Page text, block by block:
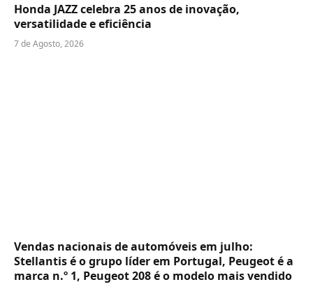
Honda JAZZ celebra 25 anos de inovação,
versatilidade e eficiência
7 de Agosto, 2026
Vendas nacionais de automóveis em julho:
Stellantis é o grupo líder em Portugal, Peugeot é a
marca n.º 1, Peugeot 208 é o modelo mais vendido